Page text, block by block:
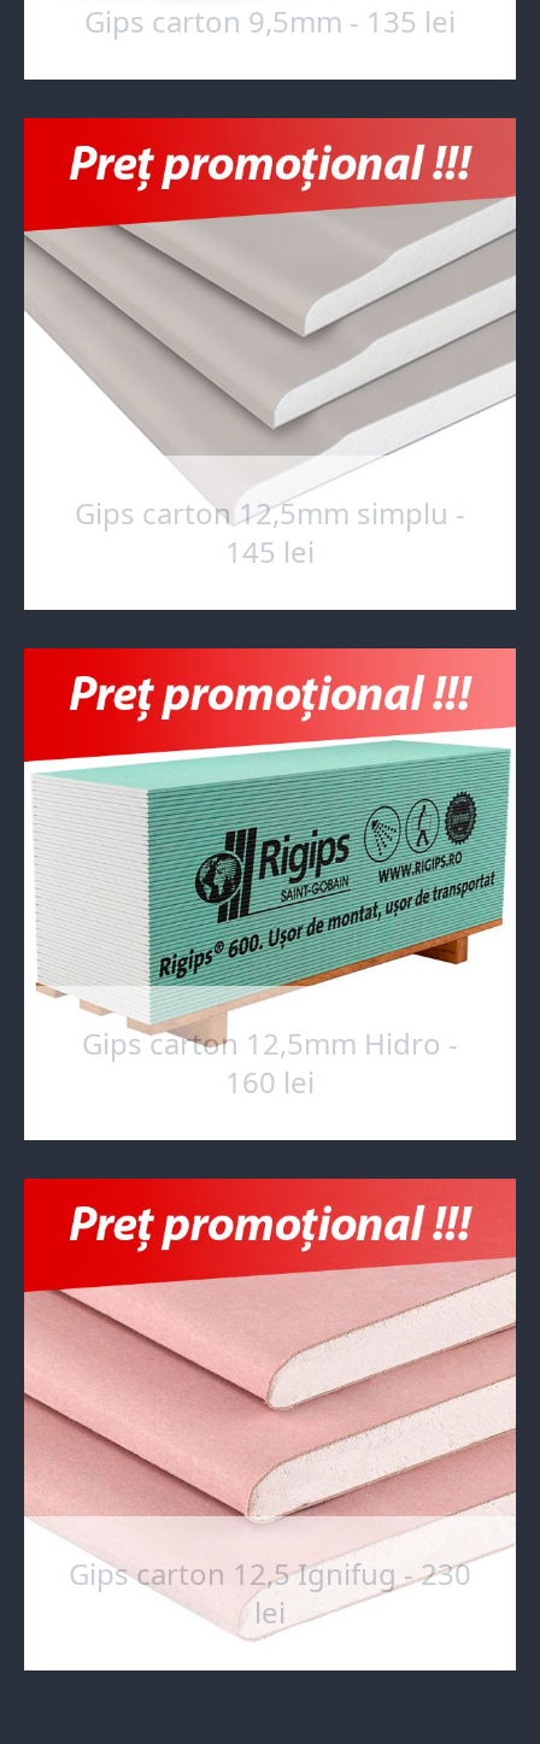
Gips carton 9,5mm - 135 lei
Gips carton 12,5mm simplu -
145 lei
Gips carton 12,5mm Hidro -
160 lei
Gips carton 12,5 Ignifug - 230
lei